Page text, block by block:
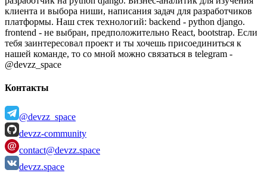
клиента и выбора ниши, написания задач для разработчиков
платформы. Наш стек технологий: backend - python django.
frontend - не выбран, предположительно React, bootstrap. Если
тебя заинтересовал проект и ты хочешь присоединиться к
нашей команде, то со мной можно связаться в telegram -
@devzz_space
Контакты
@devzz_space
devzz-community
contact@devzz.space
devzz.space